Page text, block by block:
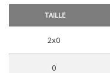
TAILLE
2x0
0